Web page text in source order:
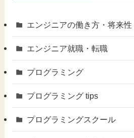
エンジニアの働き方・将来性
エンジニア就職・転職
プログラミング
プログラミング tips
プログラミングスクール